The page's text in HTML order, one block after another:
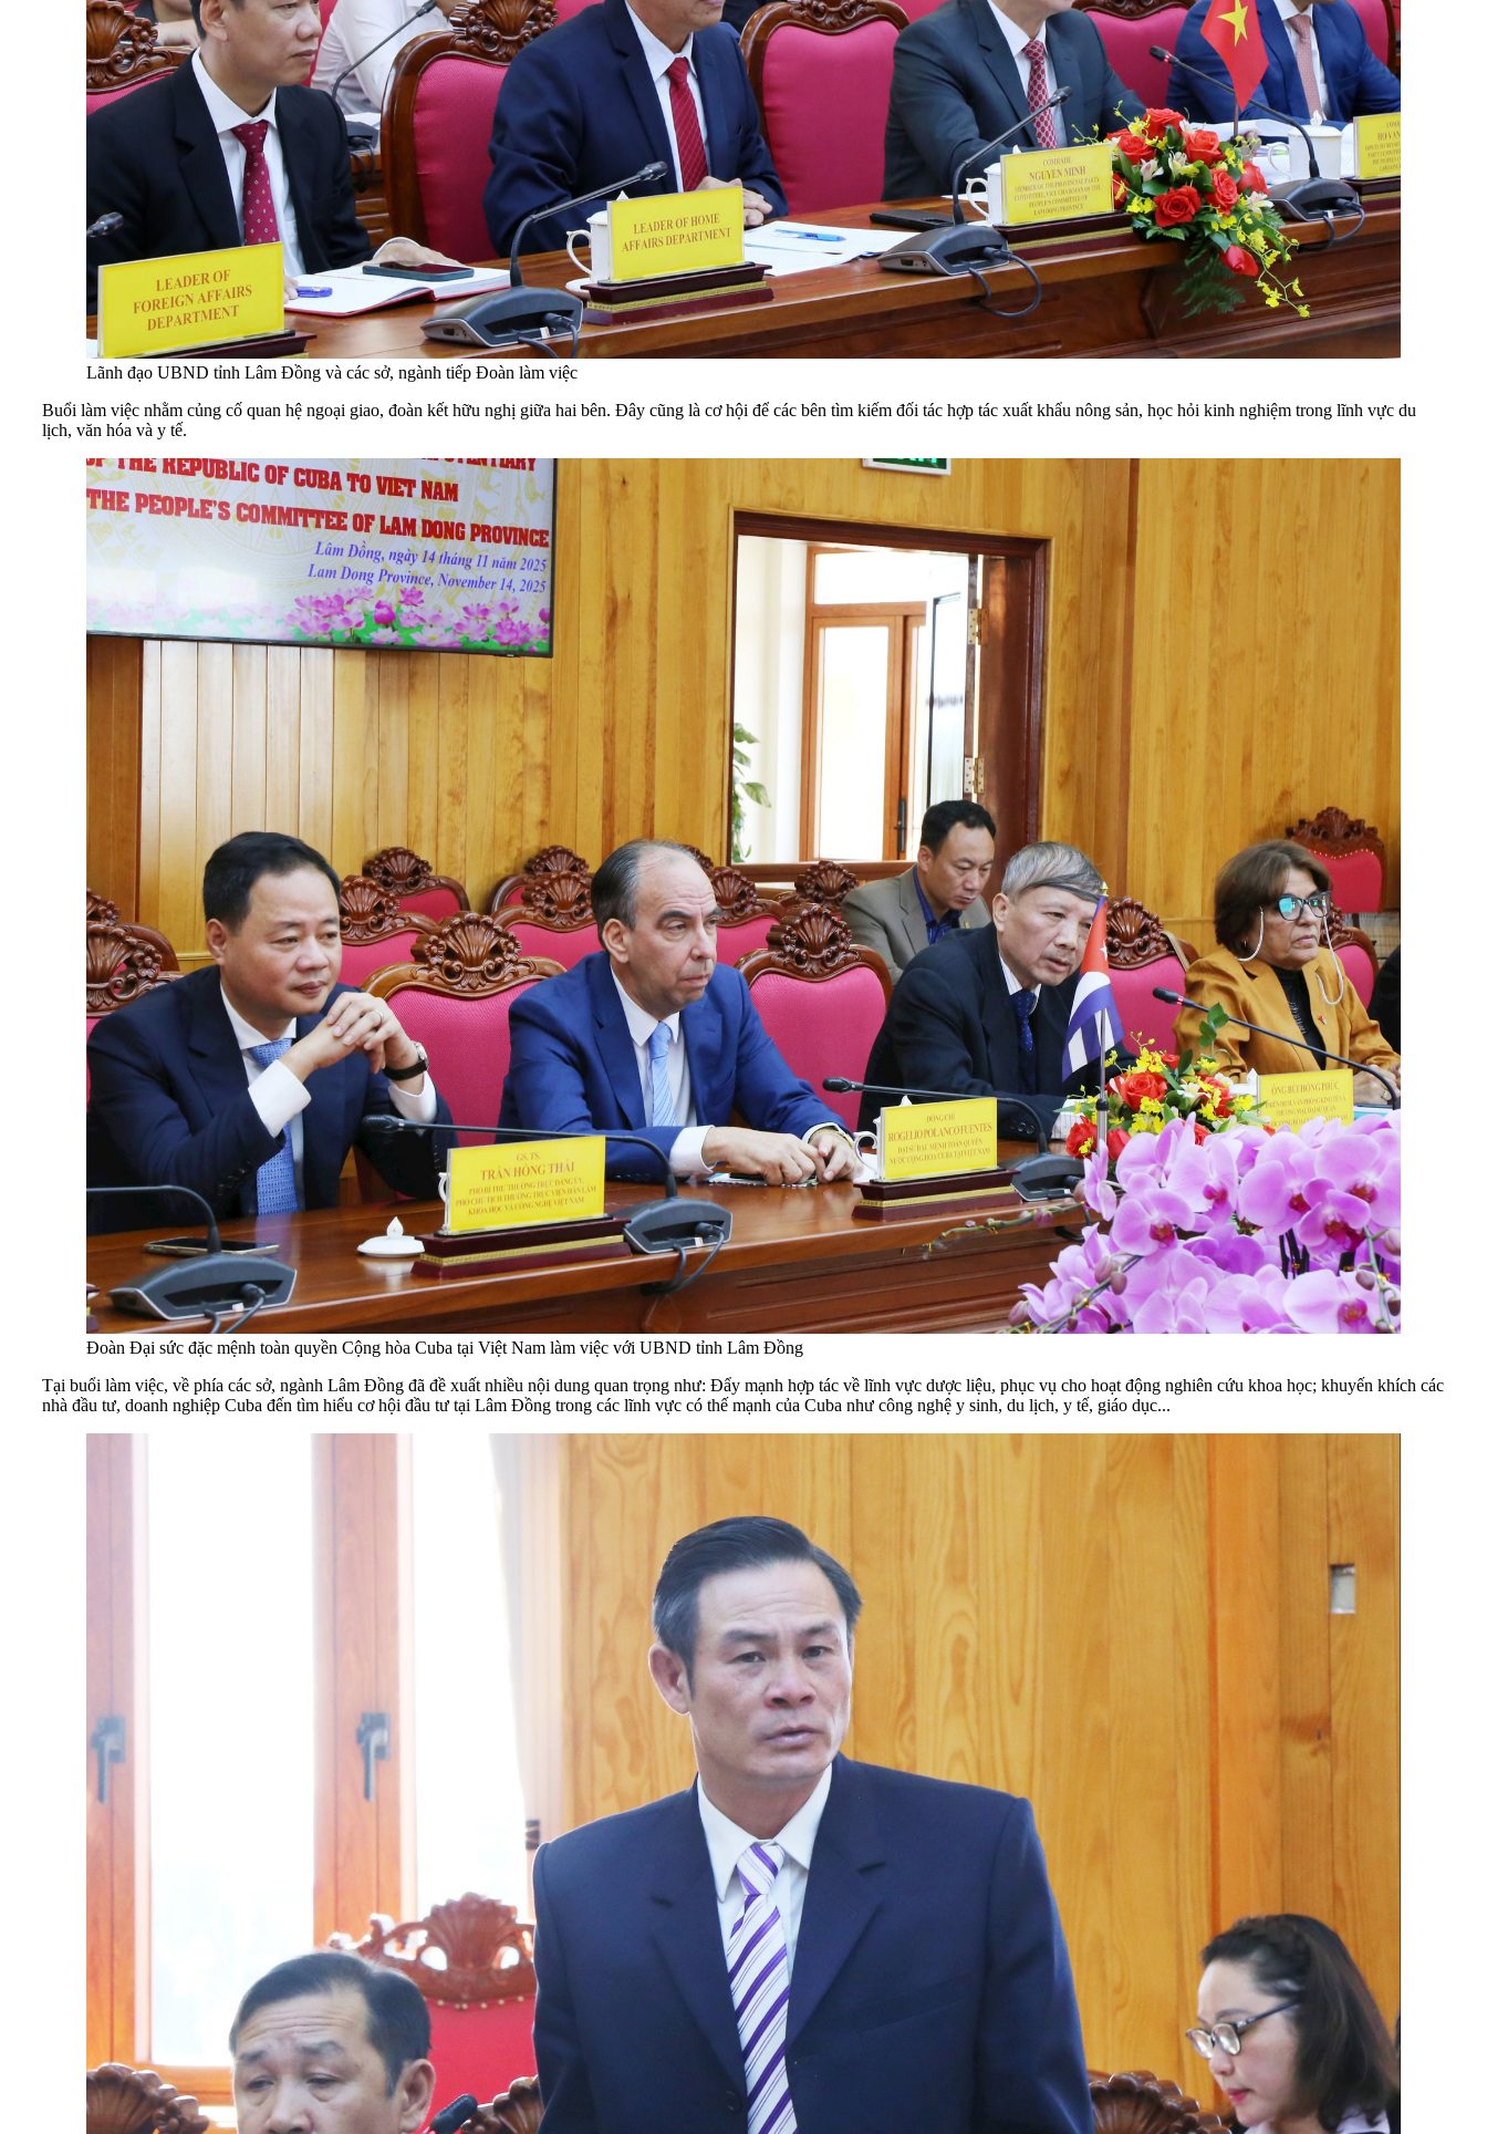
Lãnh đạo UBND tỉnh Lâm Đồng và các sở, ngành tiếp Đoàn làm việc
Buổi làm việc nhằm củng cố quan hệ ngoại giao, đoàn kết hữu nghị giữa hai bên. Đây cũng là cơ hội để các bên tìm kiếm đối tác hợp tác xuất khẩu nông sản, học hỏi kinh nghiệm trong lĩnh vực du
lịch, văn hóa và y tế.
Đoàn Đại sức đặc mệnh toàn quyền Cộng hòa Cuba tại Việt Nam làm việc với UBND tỉnh Lâm Đồng
Tại buổi làm việc, về phía các sở, ngành Lâm Đồng đã đề xuất nhiều nội dung quan trọng như: Đẩy mạnh hợp tác về lĩnh vực dược liệu, phục vụ cho hoạt động nghiên cứu khoa học; khuyến khích các
nhà đầu tư, doanh nghiệp Cuba đến tìm hiểu cơ hội đầu tư tại Lâm Đồng trong các lĩnh vực có thế mạnh của Cuba như công nghệ y sinh, du lịch, y tế, giáo dục...